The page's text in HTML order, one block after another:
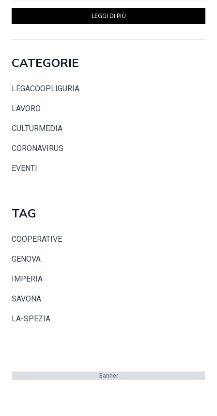
LEGGI DI PIÙ
CATEGORIE
LEGACOOPLIGURIA
LAVORO
CULTURMEDIA
CORONAVIRUS
EVENTI
TAG
COOPERATIVE
GENOVA
IMPERIA
SAVONA
LA-SPEZIA
Banner